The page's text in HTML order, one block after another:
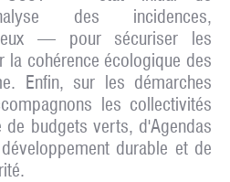
des incidences,
— pour sécuriser les
la cohérence écologique des
Enfin, sur les démarches
les collectivités
budgets verts, d'Agendas
durable et de